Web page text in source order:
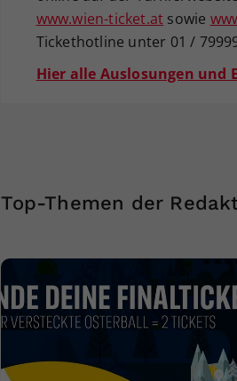
www.wien-ticket.at sowie
Tickethotline unter 01 /
Hier alle Auslosungen und
Top-Themen der